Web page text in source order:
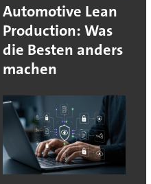
Automotive Lean
Production: Was
die Besten anders
machen